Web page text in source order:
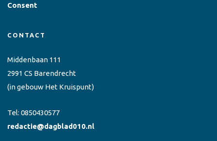
Consent
CONTACT
Middenbaan 111
2991 CS Barendrecht
(in gebouw Het Kruispunt)
Tel: 0850430577
redactie@dagblad010.nl